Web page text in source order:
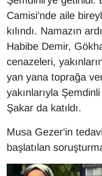
Camisi'nde aile
kılındı. Namazın
Habibe Demir,
cenazeleri,
yan yana toprağa
yakınlarıyla
Şakar da katıldı.
Musa Gezer'in
başlatılan
TEKNOLOJİ
Turizm
VAN'DA SPOR
Vasıta
YAŞAM